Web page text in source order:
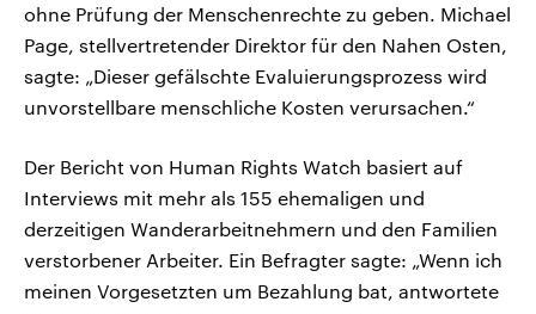
ohne Prüfung der Menschenrechte zu geben. Michael
Page, stellvertretender Direktor für den Nahen Osten,
sagte: „Dieser gefälschte Evaluierungsprozess wird
unvorstellbare menschliche Kosten verursachen.“
Der Bericht von Human Rights Watch basiert auf
Interviews mit mehr als 155 ehemaligen und
derzeitigen Wanderarbeitnehmern und den Familien
verstorbener Arbeiter. Ein Befragter sagte: „Wenn ich
meinen Vorgesetzten um Bezahlung bat, antwortete